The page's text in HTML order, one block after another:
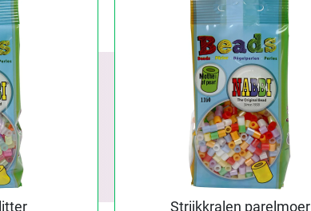
Strijkkralen parelmoer